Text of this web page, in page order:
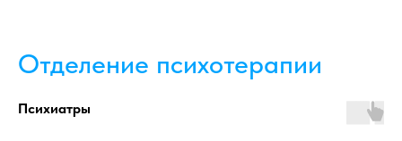
Отделение психотерапии
Психиатры